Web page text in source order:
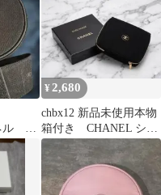
ル ノ
ポー
¥2,680
chbx12 新品未使用本物
箱付き CHANEL シャ
ネル ノベルティポー
チ